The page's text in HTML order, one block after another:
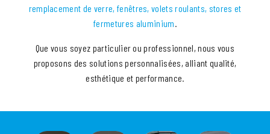
remplacement de verre, fenêtres, volets roulants, stores et
fermetures aluminium.
Que vous soyez particulier ou professionnel, nous vous
proposons des solutions personnalisées, alliant qualité,
esthétique et performance.